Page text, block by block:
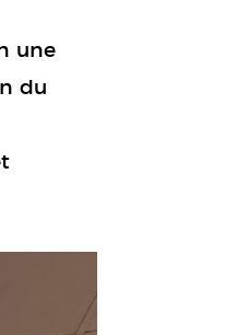
une
du